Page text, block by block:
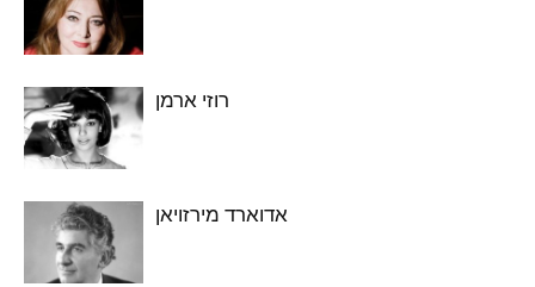
רוזי ארמן
אדוארד מירזויאן